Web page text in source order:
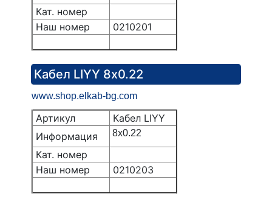
Кат. номер
Наш номер
0210201
Кабел LIYY 8х0.22
www.shop.elkab-bg.com
Артикул
Кабел LIYY
Информация
8х0.22
Кат. номер
Наш номер
0210203